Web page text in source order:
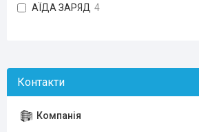
АЇДА ЗАРЯД 4